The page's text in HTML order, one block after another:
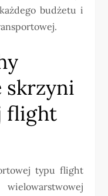
budżetu i
skrzyni
flight
typu flight